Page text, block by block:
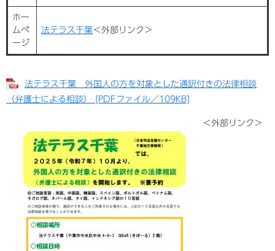
ホー
ムペ
ージ
法テラス千葉＜外部リンク＞
法テラス千葉 外国人の方を対象とした通訳付きの法律相談
（弁護士による相談） [PDFファイル／109KB]
＜外部リンク＞